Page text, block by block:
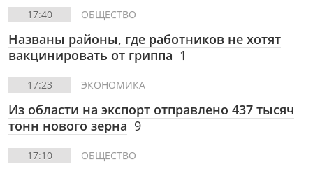
17:40 ОБЩЕСТВО
Названы районы, где работников не хотят
вакцинировать от гриппа 1
17:23 ЭКОНОМИКА
Из области на экспорт отправлено 437 тысяч
тонн нового зерна 9
17:10 ОБЩЕСТВО